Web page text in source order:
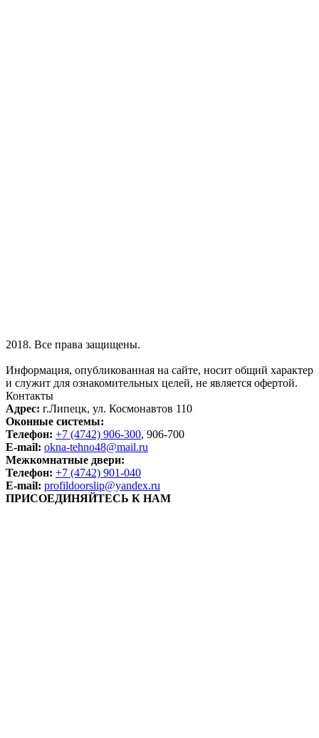
2018. Все права защищены.
Информация, опубликованная на сайте, носит общий характер
и служит для ознакомительных целей, не является офертой.
Контакты
Адрес: г.Липецк, ул. Космонавтов 110
Оконные системы:
Телефон: +7 (4742) 906-300, 906-700
E-mail: okna-tehno48@mail.ru
Межкомнатные двери:
Телефон: +7 (4742) 901-040
E-mail: profildoorslip@yandex.ru
ПРИСОЕДИНЯЙТЕСЬ К НАМ